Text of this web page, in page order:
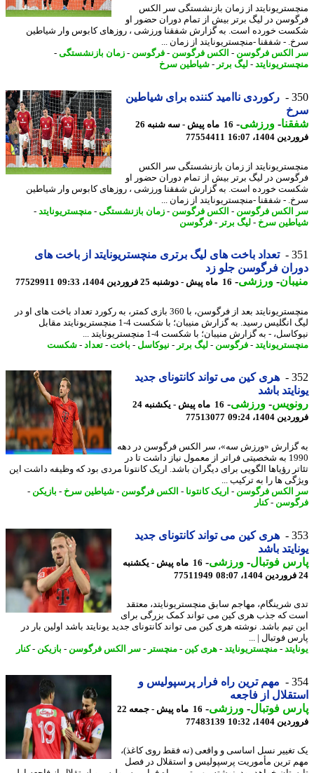
از زمان بازنشستگی سر الکس
در لیگ برتر بیش از تمام دوران حضور او
خورده است. به گزارش شفقنا ورزشی ، روزهای کابوس وار شیاطین
- شفقنا -منچستریونایتد از زمان ...
الکس فرگوسن-الکس فرگوسن-فرگوسن-زمان بازنشستگی-
-لیگ برتر - شیاطین سرخ
رکوردی ناامید کننده برای شیاطین
-ورزشی-
16 ماه پیش - سه شنبه 26
1404، 16:07
77554411
از زمان بازنشستگی سر الکس
در لیگ برتر بیش از تمام دوران حضور او
خورده است. به گزارش شفقنا ورزشی ، روزهای کابوس وار شیاطین
- شفقنا -منچستریونایتد از زمان ...
الکس فرگوسن-الکس فرگوسن-زمان بازنشستگی-منچستریونایتد-
سرخ-لیگ برتر - فرگوسن
تعداد باخت های لیگ برتری منچستریونایتد از باخت های
فرگوسن جلو زد
-ورزشی-16 ماه پیش - دوشنبه 25 فروردین 1404، 09:33 77529911
منچستریونایتد بعد از فرگوسن، با 360 بازی کمتر، به رکورد تعداد باخت های او در
لیگ انگلیس رسید. به گزارش منیبان؛ با شکست 4-1 منچستریونایتد مقابل
- به گزارش منیبان؛ با شکست 4-1 منچستریونایتد ...
-فرگوسن-لیگ برتر - نیوکاسل-باخت-تعداد-شکست
هری کین می تواند کانتونای جدید
باشد
-ورزشی-
16 ماه پیش - یکشنبه 24
1404، 09:24
77513077
«ورزش سه»، سر الکس فرگوسن در دهه
1990 به شخصیتی فراتر از معمول نیاز داشت تا در
رؤیاها الگویی برای دیگران باشد. اریک کانتونا مردی بود که وظیفه داشت این
ها را به ترکیب ...
الکس فرگوسن-اریک کانتونا-الکس فرگوسن-شیاطین سرخ-بازیکن -
-کنار
هری کین می تواند کانتونای جدید
باشد
فوتبال-ورزشی-
16 ماه پیش - یکشنبه
77511949
شرینگام، مهاجم سابق منچستریونایتد، معتقد
که جذب هری کین می تواند کمک بزرگی برای
تیم باشد. نوشته هری کین می تواند کانتونای جدید یونایتد باشد اولین بار در
فوتبال | ...
-منچستریونایتد-هری کین-منچستر-سر الکس فرگوسن-بازیکن -کنار
مهم ترین راه فرار پرسپولیس و
از فاجعه
فوتبال-ورزشی-
16 ماه پیش - جمعه 22
1404، 10:32
77483139
نسل اساسی و واقعی (نه فقط روی کاغذ)،
ترین مأموریت پرسپولیس و استقلال در فصل